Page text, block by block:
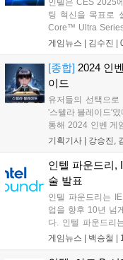
팅 혁신을 목표로
Core™ Ultra
군의 최신 추가 제
게임뉴스 | 김수진 |
[종합] 2024 인
이드
유저들의 선택으
'스텔라 블레이드'
통해 2024 인벤 게
이슬 아나운서, 인
워드는 올해 비경쟁
기획기사 | 강승진,
인텔 파운드리,
술 발표
인텔 파운드리는
업을 향후 10년 넘
다. 인텔 파운드리
칩 내 상호 연결
게임뉴스 | 백승철 |